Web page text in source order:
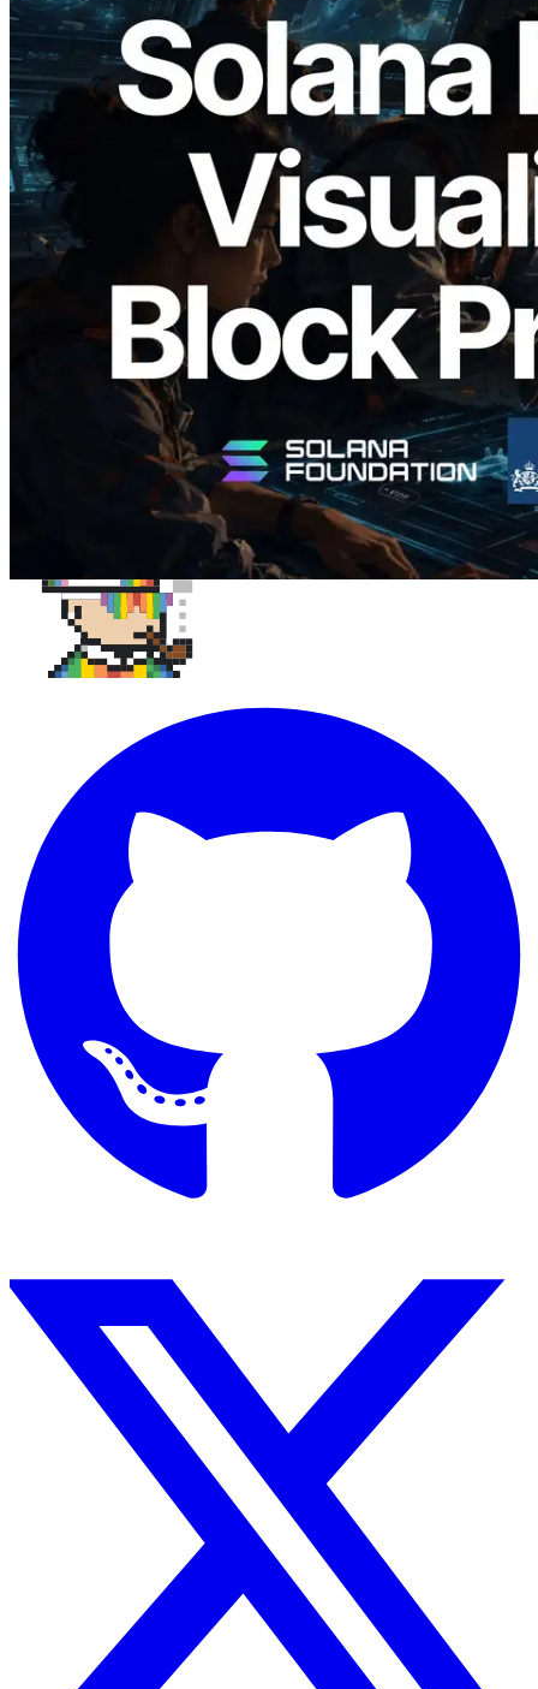
2026.05.24
Validators Solutions lanza el Solana Block
Analyzer — Visualización del tiempo de
producción de bloque por slot y del
Validador asignado
Leer este artículo